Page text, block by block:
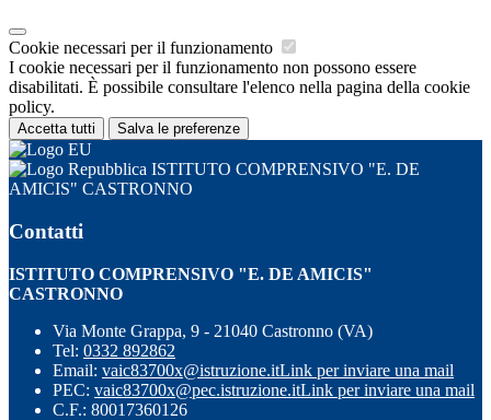
Cookie necessari per il funzionamento
I cookie necessari per il funzionamento non possono essere
disabilitati. È possibile consultare l'elenco nella pagina della cookie
policy.
Accetta tutti Salva le preferenze
ISTITUTO COMPRENSIVO "E. DE
AMICIS" CASTRONNO
Contatti
ISTITUTO COMPRENSIVO "E. DE AMICIS"
CASTRONNO
Via Monte Grappa, 9 - 21040 Castronno (VA)
Tel: 0332 892862
Email: vaic83700x@istruzione.itLink per inviare una mail
PEC: vaic83700x@pec.istruzione.itLink per inviare una mail
C.F.: 80017360126